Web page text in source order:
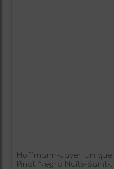
Hoffmann-Jayer Unique
Pinot Negro Nuits-Saint-